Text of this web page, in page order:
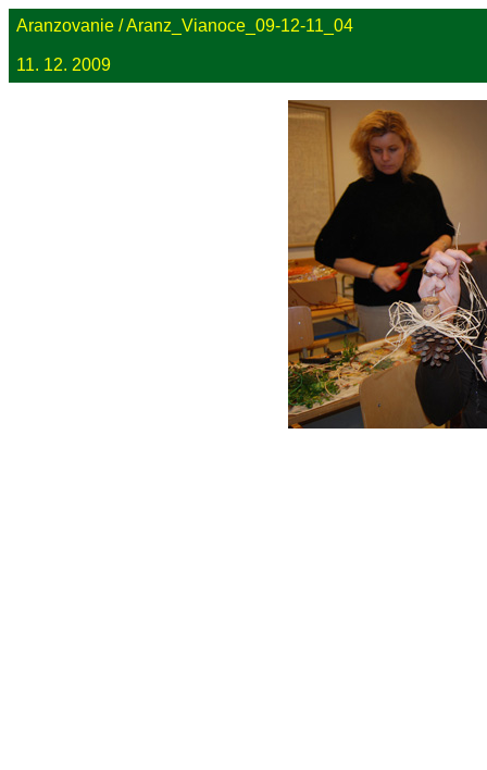
Aranzovanie / Aranz_Vianoce_09-12-11_04
11. 12. 2009